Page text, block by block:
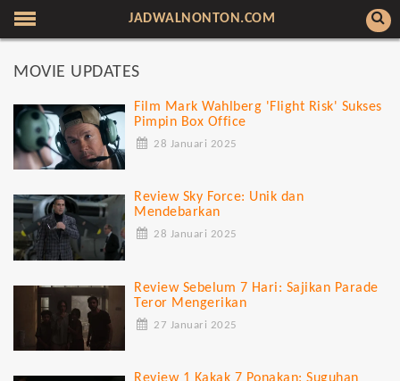
JADWALNONTON.COM
MOVIE UPDATES
Film Mark Wahlberg 'Flight Risk' Sukses
Pimpin Box Office
28 Januari 2025
Review Sky Force: Unik dan
Mendebarkan
28 Januari 2025
Review Sebelum 7 Hari: Sajikan Parade
Teror Mengerikan
27 Januari 2025